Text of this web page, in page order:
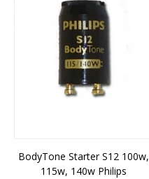
BodyTone Starter S12 100w,
115w, 140w Philips